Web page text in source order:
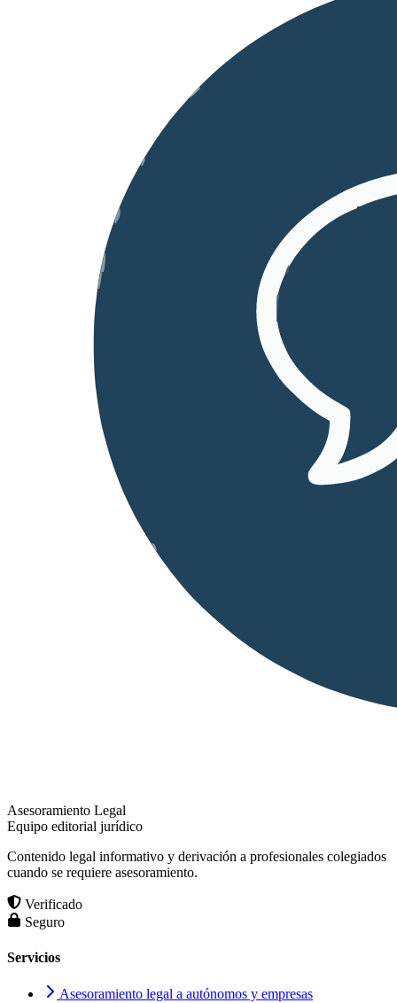
Asesoramiento Legal
Equipo editorial jurídico
Contenido legal informativo y derivación a profesionales colegiados
cuando se requiere asesoramiento.
Verificado
Seguro
Servicios
Asesoramiento legal a autónomos y empresas